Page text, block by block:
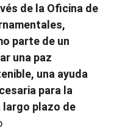
de la Oficina de
parte de un
una paz
una ayuda
para la
plazo de